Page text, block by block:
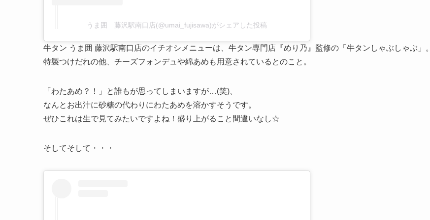
うま囲 藤沢駅南口店(@umai_fujisawa)がシェアした投稿
牛タン うま囲 藤沢駅南口店のイチオシメニューは、牛タン専門店『めり乃』監修の「牛タンしゃぶしゃぶ」。
特製つけだれの他、チーズフォンデュや綿あめも用意されているとのこと。
「わたあめ？！」と誰もが思ってしまいますが…(笑)、
なんとお出汁に砂糖の代わりにわたあめを溶かすそうです。
ぜひこれは生で見てみたいですよね！盛り上がること間違いなし☆
そしてそして・・・